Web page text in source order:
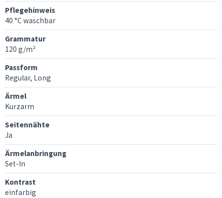
Pflegehinweis
40 °C waschbar
Grammatur
120 g/m²
Passform
Regular, Long
Ärmel
Kurzarm
Seitennähte
Ja
Ärmelanbringung
Set-In
Kontrast
einfarbig